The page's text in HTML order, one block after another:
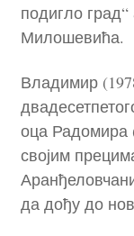
подигло
Милошевића.
Владимир
оца Радомира
својим
да дођу до